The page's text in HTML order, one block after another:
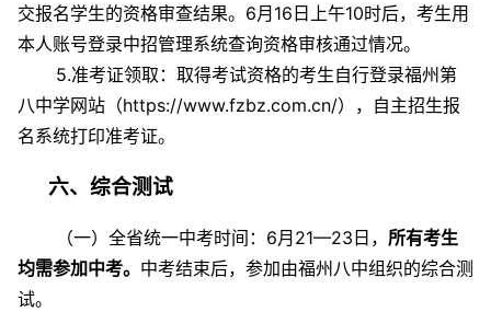
交报名学生的资格审查结果。6月16日上午10时后，考生用
本人账号登录中招管理系统查询资格审核通过情况。
5.准考证领取：取得考试资格的考生自行登录福州第
八中学网站（https://www.fzbz.com.cn/），自主招生报
名系统打印准考证。
六、综合测试
（一）全省统一中考时间：6月21—23日， 所有考生
均需参加中考。 中考结束后，参加由福州八中组织的综合测
试。